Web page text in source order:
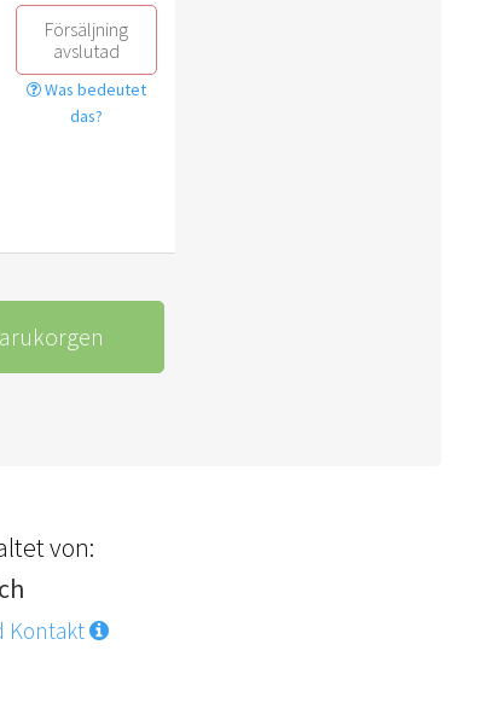
Försäljning
avslutad
Was bedeutet
das?
von:
Kontakt